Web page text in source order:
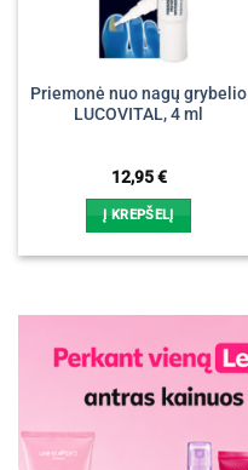
Priemonė nuo nagų grybelio
LUCOVITAL, 4 ml
12,95€
Į KREPŠELĮ